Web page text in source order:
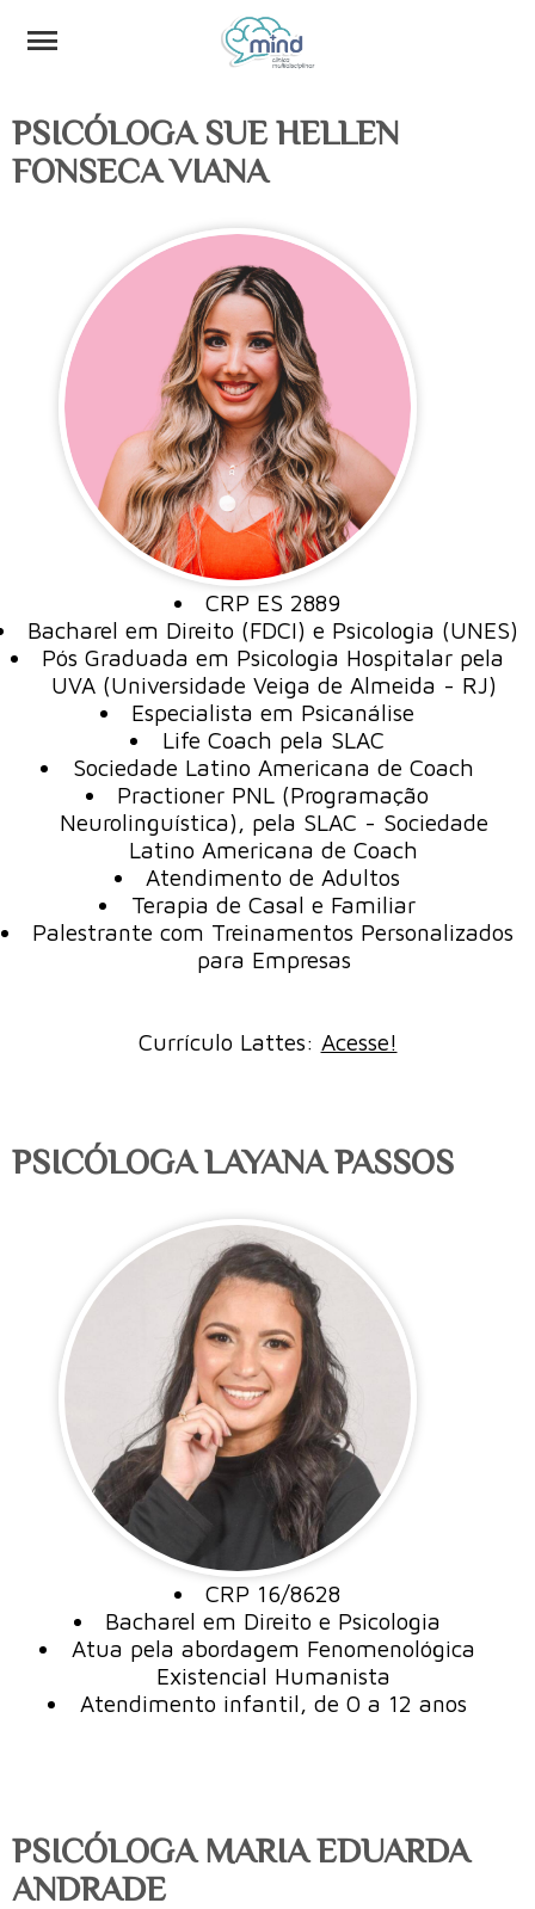
PSICÓLOGA SUE HELLEN
FONSECA VIANA
CRP ES 2889
Bacharel em Direito (FDCI) e Psicologia (UNES)
Pós Graduada em Psicologia Hospitalar pela
UVA (Universidade Veiga de Almeida - RJ)
Especialista em Psicanálise
Life Coach pela SLAC
Sociedade Latino Americana de Coach
Practioner PNL (Programação
Neurolinguística), pela SLAC - Sociedade
Latino Americana de Coach
Atendimento de Adultos
Terapia de Casal e Familiar
Palestrante com Treinamentos Personalizados
para Empresas
Currículo Lattes: Acesse!
PSICÓLOGA LAYANA PASSOS
CRP 16/8628
Bacharel em Direito e Psicologia
Atua pela abordagem Fenomenológica
Existencial Humanista
Atendimento infantil, de 0 a 12 anos
PSICÓLOGA MARIA EDUARDA
ANDRADE